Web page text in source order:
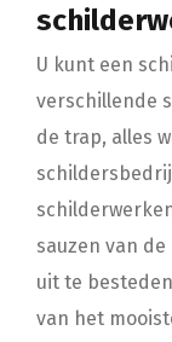
U kunt een
verschillende
de trap, alles
sauzen van
uit te
van het